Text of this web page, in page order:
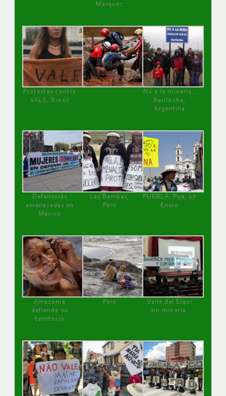
Márquez
Protestas contra
VALE, Brasil
No a la minería ,
Bariloche,
Argentina
Defensoras
amenazadas en
México
Las Bambas,
Perú
PUEBLA, Pue, 27
Enero
Amazonía
defiende su
territorio
Perú
Valle del Elqui
sin minería.